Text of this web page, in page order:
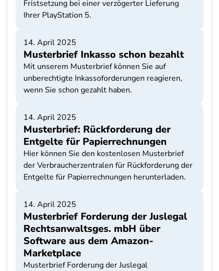
Fristsetzung bei einer verzögerter Lieferung
Ihrer PlayStation 5.
14. April 2025
Musterbrief Inkasso schon bezahlt
Mit unserem Musterbrief können Sie auf
unberechtigte Inkassoforderungen reagieren,
wenn Sie schon gezahlt haben.
14. April 2025
Musterbrief: Rückforderung der
Entgelte für Papierrechnungen
Hier können Sie den kostenlosen Musterbrief
der Verbraucherzentralen für Rückforderung der
Entgelte für Papierrechnungen herunterladen.
14. April 2025
Musterbrief Forderung der Juslegal
Rechtsanwaltsges. mbH über
Software aus dem Amazon-
Marketplace
Musterbrief Forderung der Juslegal